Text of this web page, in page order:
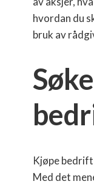
hvordan du
bruk av
Kjøpe bedrift
Med det